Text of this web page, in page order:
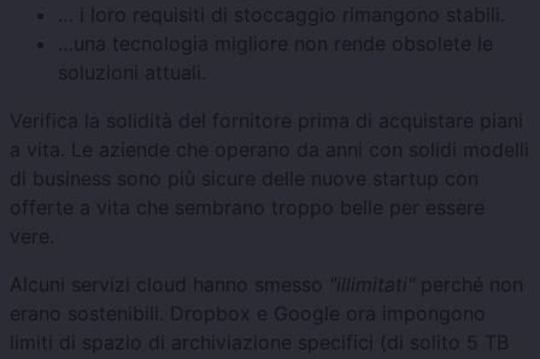
… i loro requisiti di stoccaggio rimangono stabili.
…una tecnologia migliore non rende obsolete le
soluzioni attuali.
Verifica la solidità del fornitore prima di acquistare piani
a vita. Le aziende che operano da anni con solidi modelli
di business sono più sicure delle nuove startup con
offerte a vita che sembrano troppo belle per essere
vere.
Alcuni servizi cloud hanno smesso "illimitati" perché non
erano sostenibili. Dropbox e Google ora impongono
limiti di spazio di archiviazione specifici (di solito 5 TB